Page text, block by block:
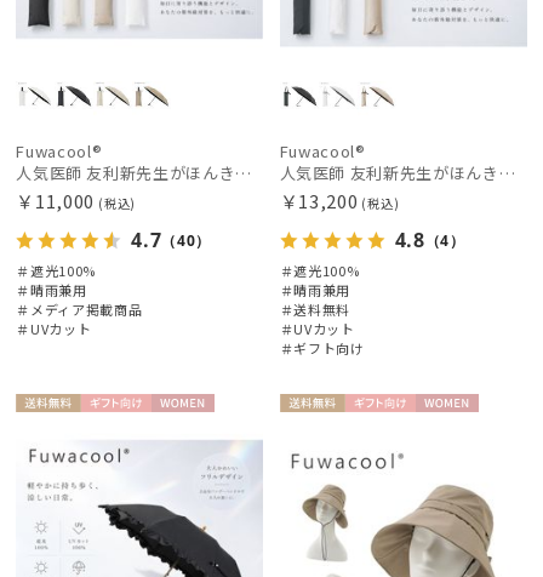
お気に入り
Fuwacool®
人気医師 友利新先生がほんきで作った”絶対に忘れない誰でも日傘”ワンタッチ開閉日傘【晴雨兼用折りたたみ日傘】フワクール® (Fuwacool®) 雨の日OK 軽量 遮光100% UV100％
￥11,000 (税込)
4.7 （40）
＃遮光100%
＃晴雨兼用
＃メディア掲載商品
＃UVカット
Fuwacool®
人気医師 友利新先生がほんきで作った”絶対に忘れない誰でも日傘” 50【晴雨兼用折りたたみ日傘】フワクール® (Fuwacool®) 雨の日OK 軽量 遮光100% UV100%
￥13,200 (税込)
4.8 （4）
＃遮光100%
＃晴雨兼用
＃送料無料
＃UVカット
＃ギフト向け
料
向け
料